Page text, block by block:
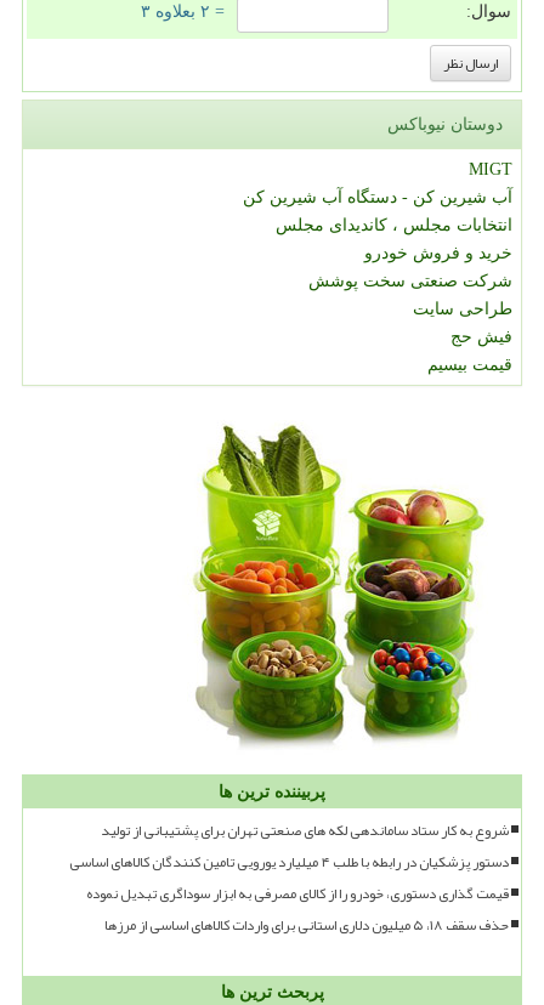
سوال: = ۲ بعلاوه ۳
دوستان نیوباکس
MIGT
آب شیرین کن - دستگاه آب شیرین کن
انتخابات مجلس ، کاندیدای مجلس
خرید و فروش خودرو
شرکت صنعتی سخت پوشش
طراحی سایت
فیش حج
قیمت بیسیم
پربیننده ترین ها
شروع به کار ستاد ساماندهی لکه های صنعتی تهران برای پشتیبانی از تولید
دستور پزشکیان در رابطه با طلب ۴ میلیارد یورویی تامین کنندگان کالاهای اساسی
قیمت گذاری دستوری، خودرو را از کالای مصرفی به ابزار سوداگری تبدیل نموده
حذف سقف ۱۸، ۵ میلیون دلاری استانی برای واردات کالاهای اساسی از مرزها
پربحث ترین ها